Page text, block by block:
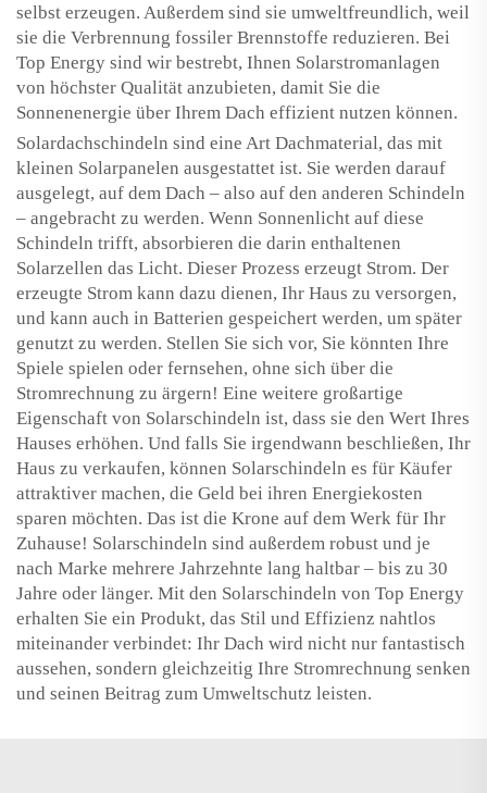
selbst erzeugen. Außerdem sind sie umweltfreundlich, weil
sie die Verbrennung fossiler Brennstoffe reduzieren. Bei
Top Energy sind wir bestrebt, Ihnen Solarstromanlagen
von höchster Qualität anzubieten, damit Sie die
Sonnenenergie über Ihrem Dach effizient nutzen können.
Solardachschindeln sind eine Art Dachmaterial, das mit
kleinen Solarpanelen ausgestattet ist. Sie werden darauf
ausgelegt, auf dem Dach – also auf den anderen Schindeln
– angebracht zu werden. Wenn Sonnenlicht auf diese
Schindeln trifft, absorbieren die darin enthaltenen
Solarzellen das Licht. Dieser Prozess erzeugt Strom. Der
erzeugte Strom kann dazu dienen, Ihr Haus zu versorgen,
und kann auch in Batterien gespeichert werden, um später
genutzt zu werden. Stellen Sie sich vor, Sie könnten Ihre
Spiele spielen oder fernsehen, ohne sich über die
Stromrechnung zu ärgern! Eine weitere großartige
Eigenschaft von Solarschindeln ist, dass sie den Wert Ihres
Hauses erhöhen. Und falls Sie irgendwann beschließen, Ihr
Haus zu verkaufen, können Solarschindeln es für Käufer
attraktiver machen, die Geld bei ihren Energiekosten
sparen möchten. Das ist die Krone auf dem Werk für Ihr
Zuhause! Solarschindeln sind außerdem robust und je
nach Marke mehrere Jahrzehnte lang haltbar – bis zu 30
Jahre oder länger. Mit den Solarschindeln von Top Energy
erhalten Sie ein Produkt, das Stil und Effizienz nahtlos
miteinander verbindet: Ihr Dach wird nicht nur fantastisch
aussehen, sondern gleichzeitig Ihre Stromrechnung senken
und seinen Beitrag zum Umweltschutz leisten.